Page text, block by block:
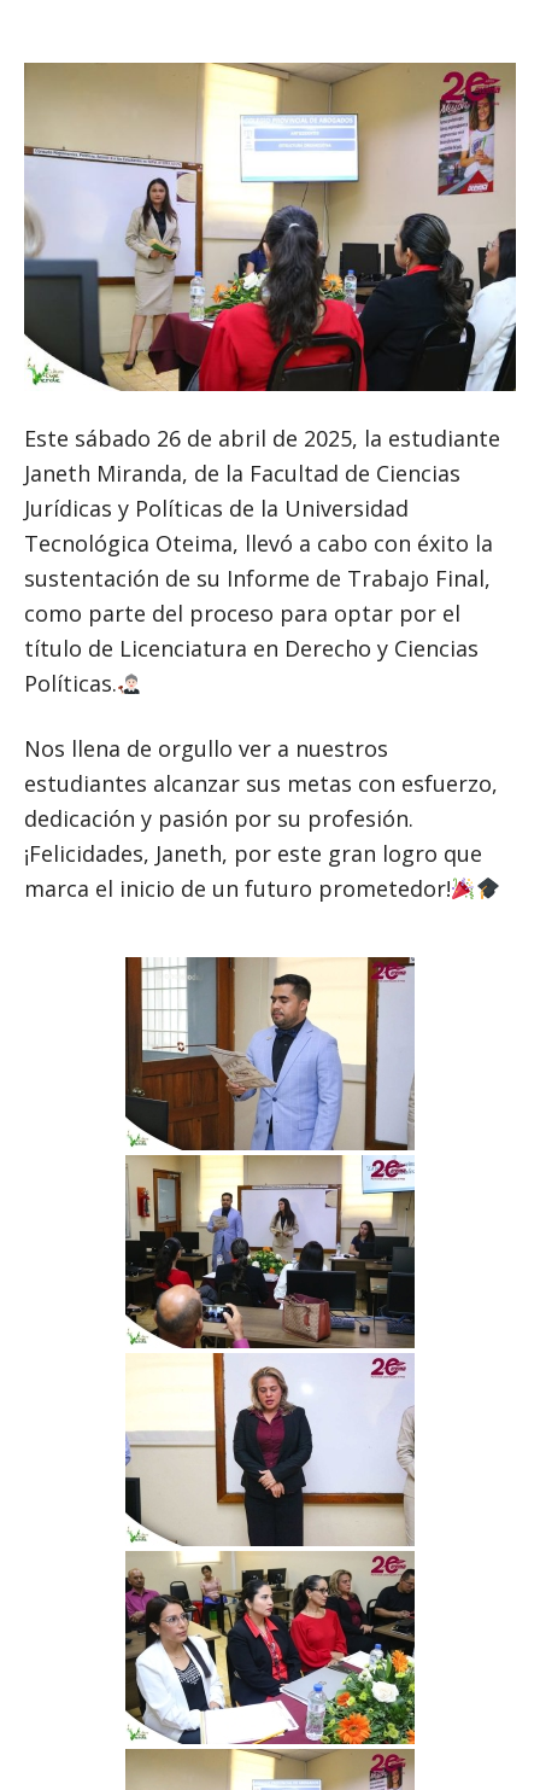
Este sábado 26 de abril de 2025, la estudiante
Janeth Miranda, de la Facultad de Ciencias
Jurídicas y Políticas de la Universidad
Tecnológica Oteima, llevó a cabo con éxito la
sustentación de su Informe de Trabajo Final,
como parte del proceso para optar por el
título de Licenciatura en Derecho y Ciencias
Políticas.
Nos llena de orgullo ver a nuestros
estudiantes alcanzar sus metas con esfuerzo,
dedicación y pasión por su profesión.
¡Felicidades, Janeth, por este gran logro que
marca el inicio de un futuro prometedor!